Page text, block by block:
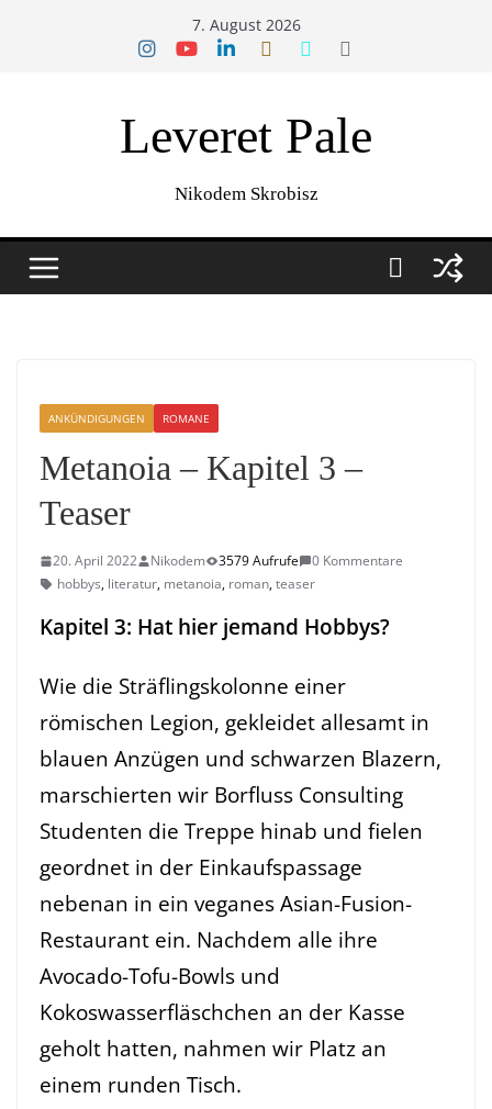
7. August 2026
Leveret Pale
Nikodem Skrobisz
ANKÜNDIGUNGEN ROMANE
Metanoia – Kapitel 3 –
Teaser
20. April 2022 Nikodem 3579 Aufrufe
0 Kommentare
hobbys, literatur, metanoia, roman,teaser
Kapitel 3: Hat hier jemand Hobbys?
Wie die Sträflingskolonne einer
römischen Legion, gekleidet allesamt in
blauen Anzügen und schwarzen Blazern,
marschierten wir Borfluss Consulting
Studenten die Treppe hinab und fielen
geordnet in der Einkaufspassage
nebenan in ein veganes Asian-Fusion-
Restaurant ein. Nachdem alle ihre
Avocado-Tofu-Bowls und
Kokoswasserfläschchen an der Kasse
geholt hatten, nahmen wir Platz an
einem runden Tisch.